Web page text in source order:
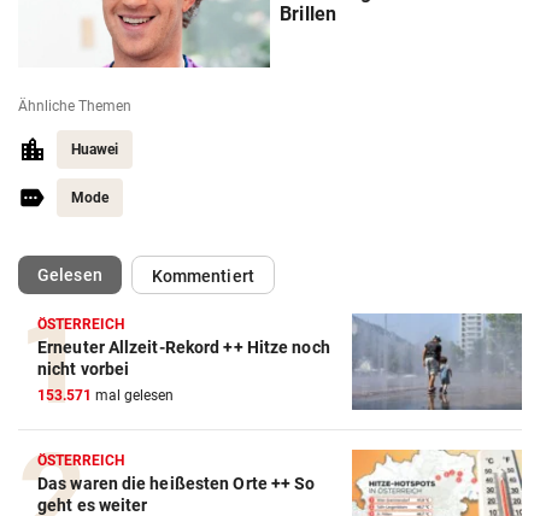
Brillen
Ähnliche Themen
Huawei
Mode
Gelesen(ausgewählt)Kommentiert
ÖSTERREICH
Erneuter Allzeit-Rekord ++ Hitze noch
nicht vorbei
153.571 mal gelesen
ÖSTERREICH
Das waren die heißesten Orte ++ So
geht es weiter